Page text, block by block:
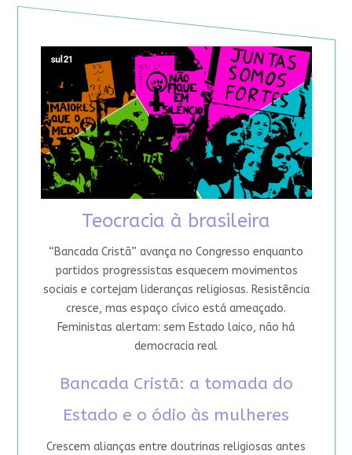
Teocracia à brasileira
“Bancada Cristã” avança no Congresso enquanto
partidos progressistas esquecem movimentos
sociais e cortejam lideranças religiosas. Resistência
cresce, mas espaço cívico está ameaçado.
Feministas alertam: sem Estado laico, não há
democracia real
Bancada Cristã: a tomada do
Estado e o ódio às mulheres
Crescem alianças entre doutrinas religiosas antes